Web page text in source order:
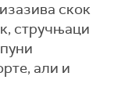
скок
стручњаци
али и